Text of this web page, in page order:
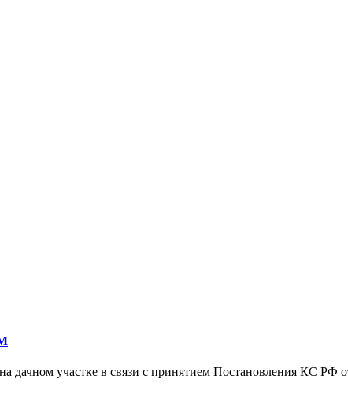
дачном участке в связи с принятием Постановления КС